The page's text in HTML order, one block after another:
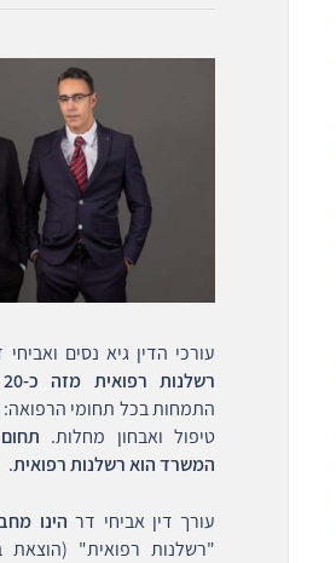
עורכי הדין גיא נסים ואביחי
רשלנות רפואית מזה כ-20 שנה
התמחות בכל תחומי הרפואה:
טיפול ואבחון מחלות.
המשרד הוא רשלנות רפואית.
עורך דין אביחי דר הינו